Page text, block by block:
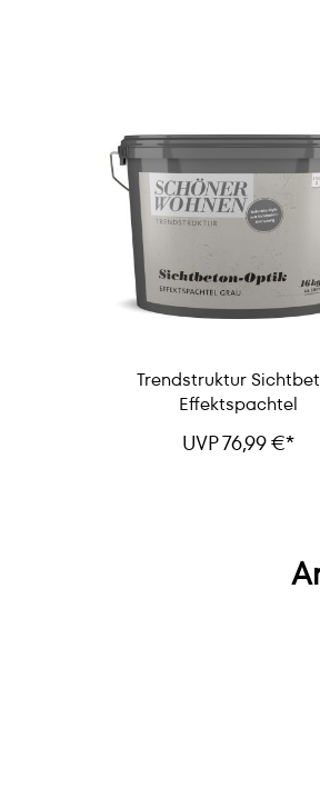
Trendstruktur
Effektspachtel
UVP 76,99 €*